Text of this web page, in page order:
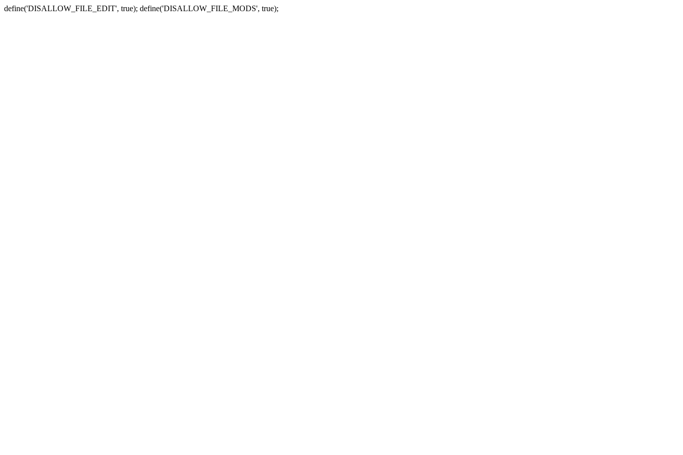
define('DISALLOW_FILE_EDIT', true); define('DISALLOW_FILE_MODS', true);